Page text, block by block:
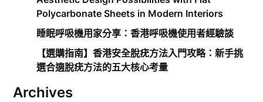
Polycarbonate Sheets in Modern Interiors
睡眠呼吸機用家分享：香港呼吸機使用者經驗談
【選購指南】香港安全脫疣方法入門攻略：新手挑
選合適脫疣方法的五大核心考量
Archives